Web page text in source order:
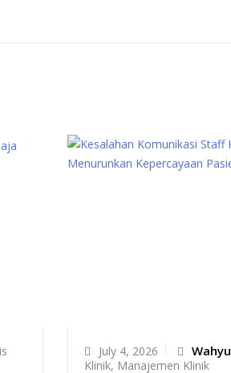
July 4, 2026
Klinik, Manajemen Klinik